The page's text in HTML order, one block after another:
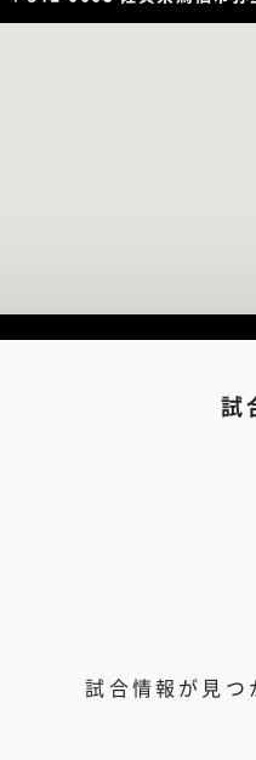
試
試合情報が見つ